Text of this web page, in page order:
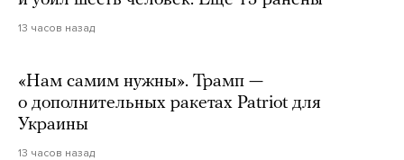
13 часов назад
«Нам самим нужны». Трамп —
о дополнительных ракетах Patriot для
Украины
13 часов назад